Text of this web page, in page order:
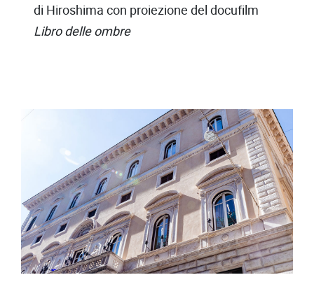
di Hiroshima con proiezione del docufilm
Libro delle ombre